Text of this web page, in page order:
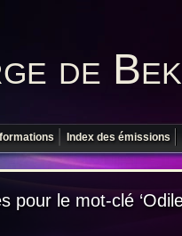
de
Index des émissions
pour le mot-clé